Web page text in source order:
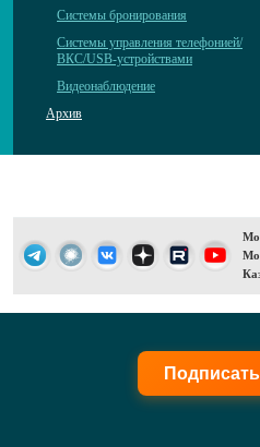
Системы бронирования
Системы управления телефонией/
ВКС/USB-устройствами
Видеонаблюдение
Архив